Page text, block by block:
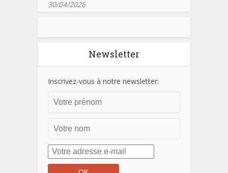
30/04/2026
Newsletter
Inscrivez-vous à notre newsletter: